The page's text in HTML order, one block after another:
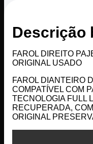
Descrição
FAROL DIREITO
ORIGINAL USADO
FAROL DIANTEIRO
COMPATÍVEL COM
TECNOLOGIA FULL
RECUPERADA,
ORIGINAL